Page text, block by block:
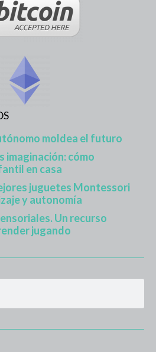
moldea el futuro
imaginación: cómo
en casa
juguetes Montessori
y autonomía
Un recurso
jugando